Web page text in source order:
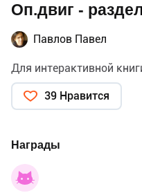
Оп.двиг - раздел
Павлов Павел
Для интерактивной
39 Нравится
Награды